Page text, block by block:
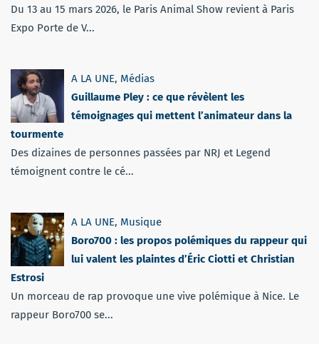
Du 13 au 15 mars 2026, le Paris Animal Show revient à Paris
Expo Porte de V...
A LA UNE, Médias
Guillaume Pley : ce que révèlent les
témoignages qui mettent l’animateur dans la
tourmente
Des dizaines de personnes passées par NRJ et Legend
témoignent contre le cé...
A LA UNE, Musique
Boro700 : les propos polémiques du rappeur qui
lui valent les plaintes d’Éric Ciotti et Christian
Estrosi
Un morceau de rap provoque une vive polémique à Nice. Le
rappeur Boro700 se...